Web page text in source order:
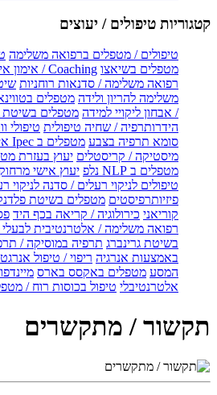
קטגוריות טיפולים / יעוצים
טיפולים / מטפלים ברפואה משלימה
מטפלים בשיאצו Coaching / אימון אישי
רפואה משלימה / סדנאות רוחניות
משלימה להריון ולידה מטפלים
/ אבחון ליקויי למידה מטפלים בשיטת
הידרותרפיה / שחיה טיפולית טיפולי
סומא תרפיה בצבע מטפלים ב Ipec אייפק
מיסטיקה / קריסטלים יעוץ בעזרת
מטפלים ב NLP נלפ
יעוץ אישי מרחוק
טיפולים לניקוי רעלים / סדנה לניקוי
פיזיותרפיסטים מטפלים בשיטת
קוריאני כירולוגיה / קריאה בכף היד
רפואה משלימה / אלטרנטיבית לבעלי
בשיטת גרינברג תרפיה במוסיקה /
באמצעות אנרגיה ריפוי / טיפול
המסע מטפלים באקסס בארס
אלטרנטיבלי טיפול בכוסות רוח /
תקשור / מתקשרים